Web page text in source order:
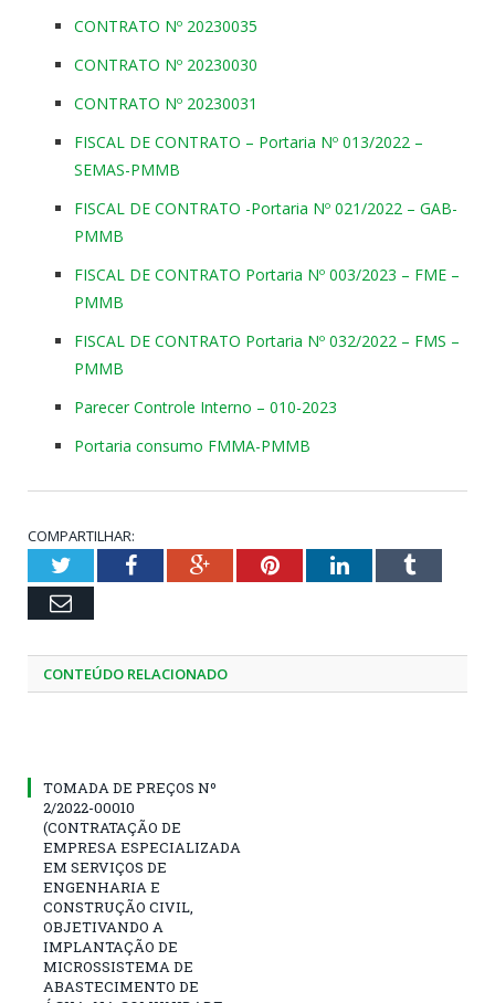
CONTRATO Nº 20230035
CONTRATO Nº 20230030
CONTRATO Nº 20230031
FISCAL DE CONTRATO – Portaria Nº 013/2022 –
SEMAS-PMMB
FISCAL DE CONTRATO -Portaria Nº 021/2022 – GAB-
PMMB
FISCAL DE CONTRATO Portaria Nº 003/2023 – FME –
PMMB
FISCAL DE CONTRATO Portaria Nº 032/2022 – FMS –
PMMB
Parecer Controle Interno – 010-2023
Portaria consumo FMMA-PMMB
COMPARTILHAR:
TwitterFacebookGoogle+PinterestLinkedInTumblr
Email
CONTEÚDO RELACIONADO
TOMADA DE PREÇOS Nº
2/2022-00010
(CONTRATAÇÃO DE
EMPRESA ESPECIALIZADA
EM SERVIÇOS DE
ENGENHARIA E
CONSTRUÇÃO CIVIL,
OBJETIVANDO A
IMPLANTAÇÃO DE
MICROSSISTEMA DE
ABASTECIMENTO DE